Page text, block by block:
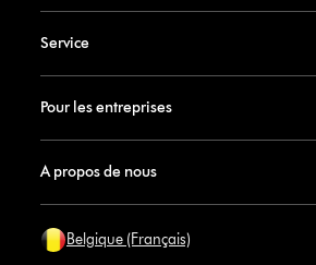
Service
Pour les entreprises
A propos de nous
Belgique (Français)